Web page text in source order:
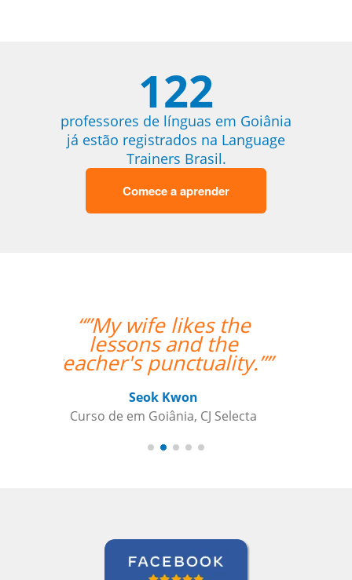
122
professores de línguas em Goiânia
já estão registrados na Language
Trainers Brasil.
Comece a aprender
“”A aluna esta
adorando o curso e
também gostou
bastante da
professora.””
Curso de Português em Jundiaí